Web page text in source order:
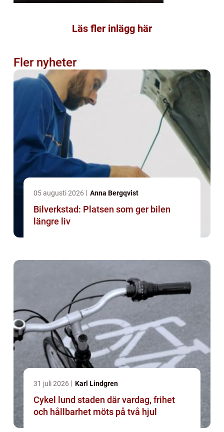
Läs fler inlägg här
Fler nyheter
05 augusti 2026 Anna Bergqvist
Bilverkstad: Platsen som ger bilen
längre liv
31 juli 2026 Karl Lindgren
Cykel lund staden där vardag, frihet
och hållbarhet möts på två hjul